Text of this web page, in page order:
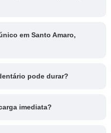
em Santo Amaro,
pode durar?
imediata?